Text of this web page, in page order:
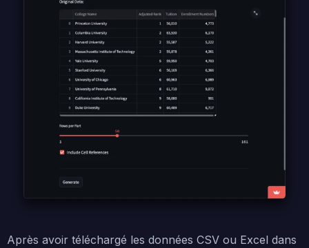
Après avoir téléchargé les données CSV ou Excel dans